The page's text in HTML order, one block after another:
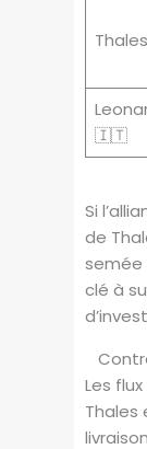
🇮🇹
Si
de
semée
clé à
Les
Thales